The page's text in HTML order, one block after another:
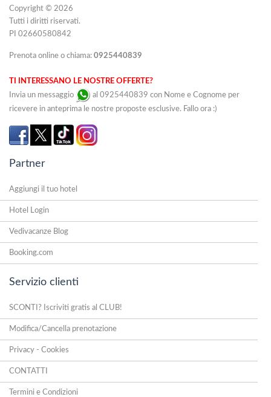
Copyright © 2026
Tutti i diritti riservati.
PI 02660580842
Prenota online o chiama: 0925440839
TI INTERESSANO LE NOSTRE OFFERTE?
Invia un messaggio
al 0925440839 con Nome e Cognome per
ricevere in anteprima le nostre proposte esclusive. Fallo ora :)
Partner
Aggiungi il tuo hotel
Hotel Login
Vedivacanze Blog
Booking.com
Servizio clienti
SCONTI? Iscriviti gratis al CLUB!
Modifica/Cancella prenotazione
Privacy - Cookies
CONTATTI
Termini e Condizioni